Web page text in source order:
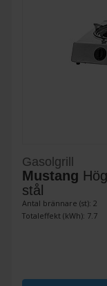
Gasolgrill
Mustang
stål
Antal brännare (st): 2
Totaleffekt (kWh): 7.7